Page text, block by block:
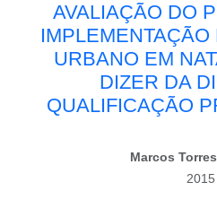
AVALIAÇÃO DO
URBANO EM
DIZER DA
QUALIFICAÇÃO
Marcos
2015